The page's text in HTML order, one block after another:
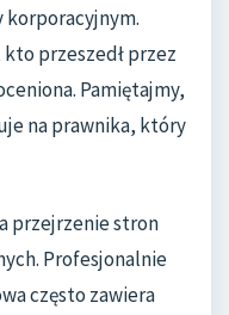
korporacyjnym.
przeszedł przez
Pamiętajmy,
na prawnika, który
przejrzenie stron
Profesjonalnie
często zawiera